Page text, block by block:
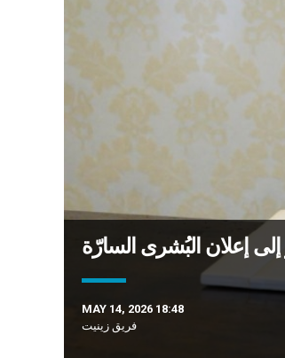
إعلان البُشرى السارّة
MAY 14, 2026 18:48
فريق زينيت